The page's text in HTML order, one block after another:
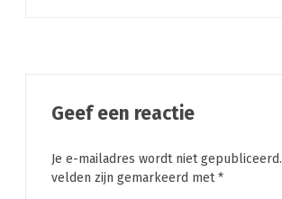
Geef een reactie
Je e-mailadres wordt niet gepubliceerd.
velden zijn gemarkeerd met*